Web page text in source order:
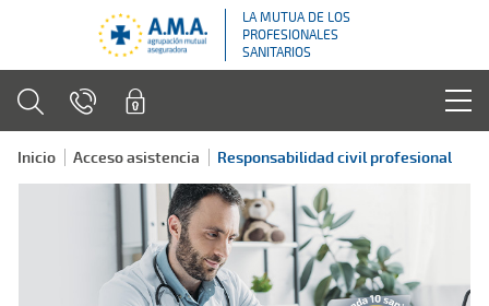
LA MUTUA DE LOS
PROFESIONALES
SANITARIOS
Inicio Acceso asistencia Responsabilidad civil profesional